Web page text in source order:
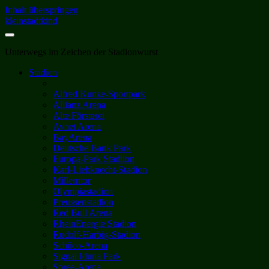
Inhalt überspringen
kleinstadtkind
Unterwegs im Zeichen der Stadionwurst
Stadien
Alfred Kunze-Sportpark
Allianz Arena
Alte Försterei
Avnet Arena
BayArena
Deutsche Bank Park
Europa-Park Stadiion
Karl-Liebknecht-Stadion
Millerntor
Olympiastadion
Preussenstadion
Red Bull Arena
RheinEnergie Stadion
Rudolf-Harbig-Stadion
Schüco-Arena
Signal Iduna Park
Spree-Arena